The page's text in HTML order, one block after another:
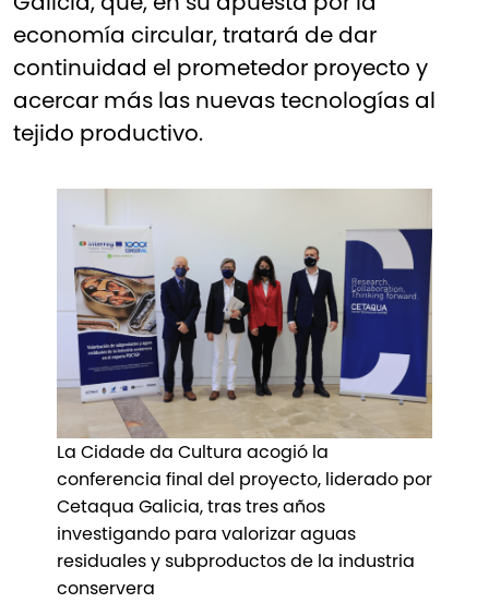
La Cidade da Cultura acogió la
conferencia final del proyecto, liderado por
Cetaqua Galicia, tras tres años
investigando para valorizar aguas
residuales y subproductos de la industria
conservera
economía circular, tratará de dar
continuidad el prometedor proyecto y
acercar más las nuevas tecnologías al
tejido productivo.